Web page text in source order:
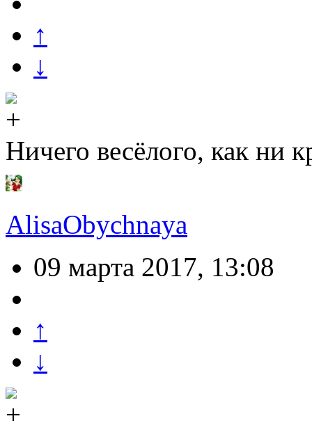
↑
↓
Ничего весёлого, как ни
AlisaObychnaya
09 марта 2017, 13:08
↑
↓